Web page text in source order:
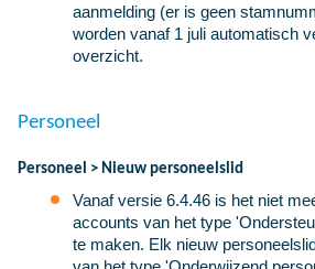
aanmelding (er is geen
worden vanaf 1 juli automatisch
overzicht.
Personeel
Personeel > Nieuw personeelslid
Vanaf versie 6.4.46 is het niet
accounts van het type
te maken. Elk nieuw